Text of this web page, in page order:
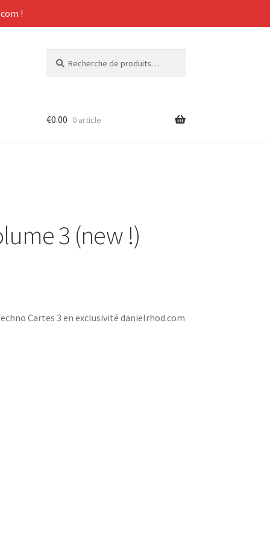
!
pour :
€0.00 0 article
3 (new !)
Cartes 3 en exclusivité danielrhod.com